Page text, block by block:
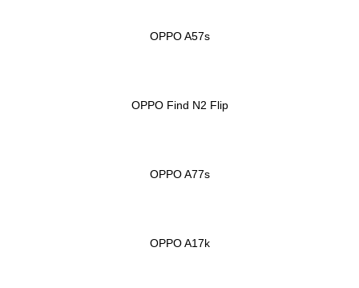
OPPO A57s
OPPO Find N2 Flip
OPPO A77s
OPPO A17k